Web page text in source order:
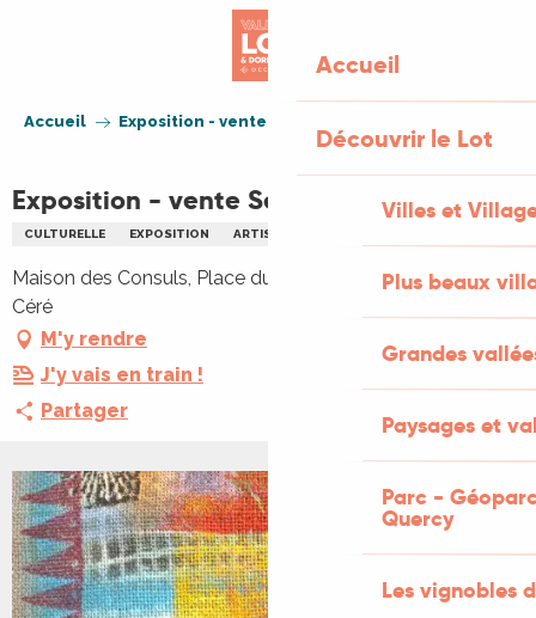
Accueil
Découvrir le Lot
Villes et
Plus beaux
Grandes
Paysages et
Parc -
Quercy
Les vignobles
Accueil Exposition - vente Serge Arnoux
Exposition - vente Serge Arnoux
CULTURELLE EXPOSITION ARTISANAT
Maison des Consuls, Place du Mercadial, 46400 Saint-
Céré
M'y rendre
J'y vais en train !
Partager